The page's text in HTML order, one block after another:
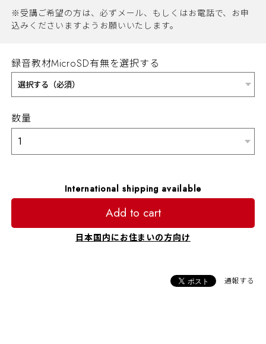
※受講ご希望の方は、必ずメール、もしくはお電話で、お申
込みくださいますようお願いいたします。
録音教材MicroSD有無を選択する
数量
International shipping available
Add to cart
日本国内にお住まいの方向け
通報する